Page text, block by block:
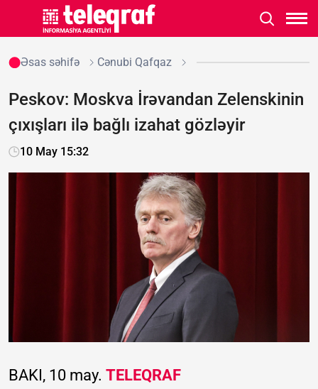
Əsas səhifə Cənubi Qafqaz
Peskov: Moskva İrəvandan Zelenskinin
çıxışları ilə bağlı izahat gözləyir
10 May 15:32
BAKI, 10 may. TELEQRAF